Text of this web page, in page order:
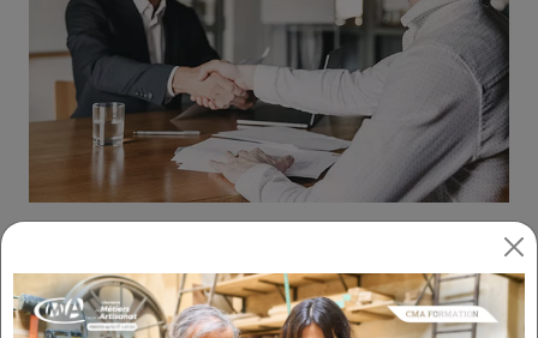
RECRUTEZ LE BON SALARIÉ